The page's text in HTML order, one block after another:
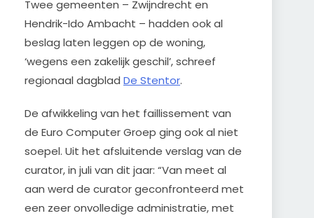
Twee gemeenten – Zwijndrecht en
Hendrik-Ido Ambacht – hadden ook al
beslag laten leggen op de woning,
‘wegens een zakelijk geschil’, schreef
regionaal dagblad De Stentor.
De afwikkeling van het faillissement van
de Euro Computer Groep ging ook al niet
soepel. Uit het afsluitende verslag van de
curator, in juli van dit jaar: “Van meet al
aan werd de curator geconfronteerd met
een zeer onvolledige administratie, met